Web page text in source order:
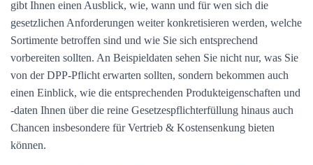
gibt Ihnen einen Ausblick, wie, wann und für wen sich die
gesetzlichen Anforderungen weiter konkretisieren werden, welche
Sortimente betroffen sind und wie Sie sich entsprechend
vorbereiten sollten. An Beispieldaten sehen Sie nicht nur, was Sie
von der DPP-Pflicht erwarten sollten, sondern bekommen auch
einen Einblick, wie die entsprechenden Produkteigenschaften und
-daten Ihnen über die reine Gesetzespflichterfüllung hinaus auch
Chancen insbesondere für Vertrieb & Kostensenkung bieten
können.